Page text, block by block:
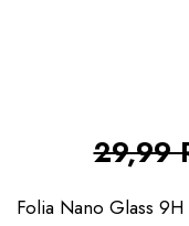
29,99
Folia Nano Glass